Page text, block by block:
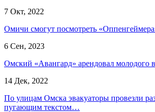
7 Окт, 2022
Омичи смогут посмотреть
6 Сен, 2023
Омский «Авангард» арендовал молодого
14 Дек, 2022
По улицам Омска эвакуаторы провезли
пугающим текстом…